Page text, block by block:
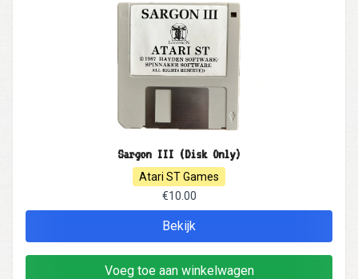
Sargon III (Disk Only)
Atari ST Games
€10.00
Bekijk
Voeg toe aan winkelwagen